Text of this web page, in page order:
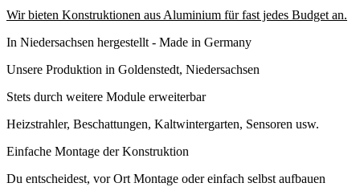
Wir bieten Konstruktionen aus Aluminium für fast jedes Budget an.
In Niedersachsen hergestellt - Made in Germany
Unsere Produktion in Goldenstedt, Niedersachsen
Stets durch weitere Module erweiterbar
Heizstrahler, Beschattungen, Kaltwintergarten, Sensoren usw.
Einfache Montage der Konstruktion
Du entscheidest, vor Ort Montage oder einfach selbst aufbauen